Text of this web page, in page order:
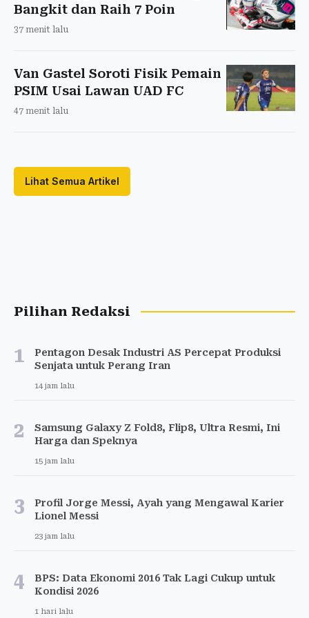
Bangkit dan Raih 7 Poin
37 menit lalu
Van Gastel Soroti Fisik Pemain
PSIM Usai Lawan UAD FC
47 menit lalu
Lihat Semua Artikel
Pilihan Redaksi
1
Pentagon Desak Industri AS Percepat Produksi
Senjata untuk Perang Iran
14 jam lalu
2
Samsung Galaxy Z Fold8, Flip8, Ultra Resmi, Ini
Harga dan Speknya
15 jam lalu
3
Profil Jorge Messi, Ayah yang Mengawal Karier
Lionel Messi
23 jam lalu
4
BPS: Data Ekonomi 2016 Tak Lagi Cukup untuk
Kondisi 2026
1 hari lalu